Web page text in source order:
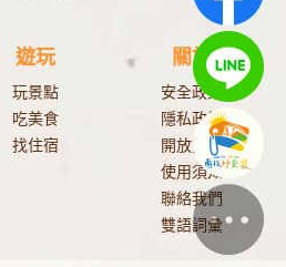
遊玩
玩景點
吃美食
找住宿
關於
安全政策
隱私政策
開放資料
使用須知
聯絡我們
雙語詞彙